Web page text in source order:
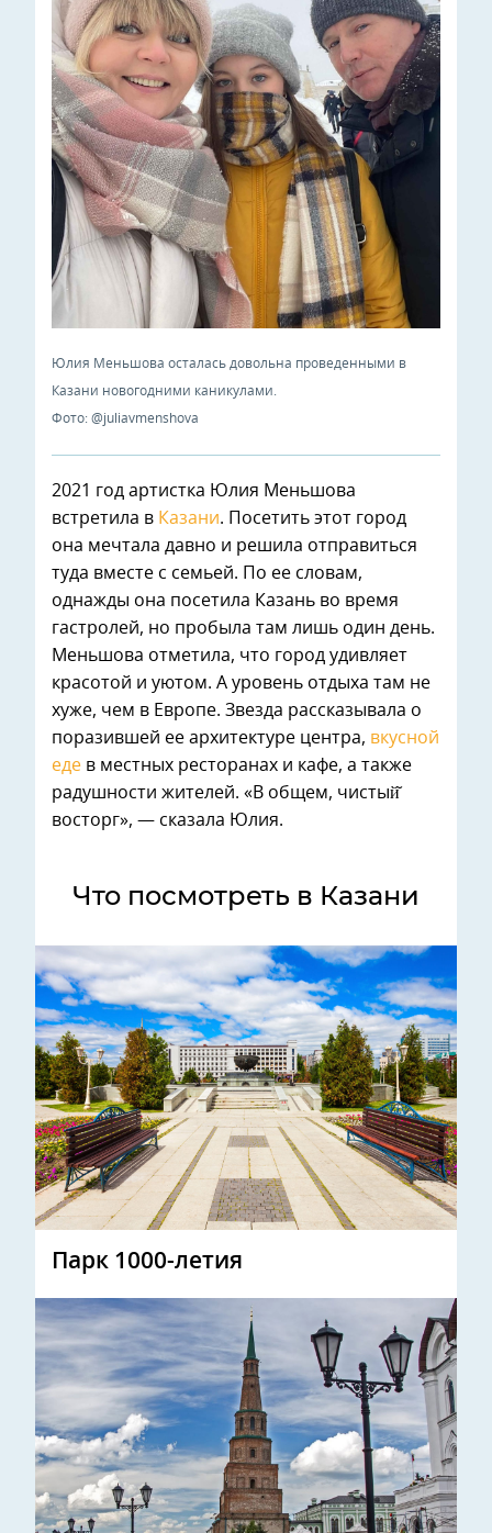
Юлия Меньшова осталась довольна проведенными в
Казани новогодними каникулами.
Фото: @juliavmenshova
2021 год артистка Юлия Меньшова
встретила в Казани. Посетить этот город
она мечтала давно и решила отправиться
туда вместе с семьей. По ее словам,
однажды она посетила Казань во время
гастролей, но пробыла там лишь один день.
Меньшова отметила, что город удивляет
красотой и уютом. А уровень отдыха там не
хуже, чем в Европе. Звезда рассказывала о
поразившей ее архитектуре центра, вкусной
еде в местных ресторанах и кафе, а также
радушности жителей. «В общем, чистый̆
восторг», — сказала Юлия.
Что посмотреть в Казани
Парк 1000-летия